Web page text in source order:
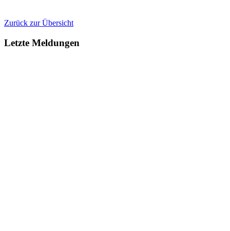
Zurück zur Übersicht
Letzte Meldungen